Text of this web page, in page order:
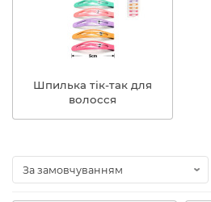
Шпилька тік-так для
волосся